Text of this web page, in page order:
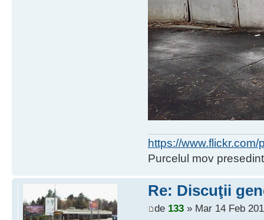
https://
Purcelul mov
Re: Discuţii
de 133» Mar 14 Feb